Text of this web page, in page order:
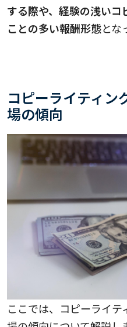
する際や、経験の浅いコ
ことの多い報酬形態とな
コピーライティン
場の傾向
ここでは、コピーライ